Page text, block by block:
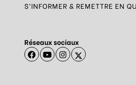
S’INFORMER & REMETTRE EN
Réseaux sociaux